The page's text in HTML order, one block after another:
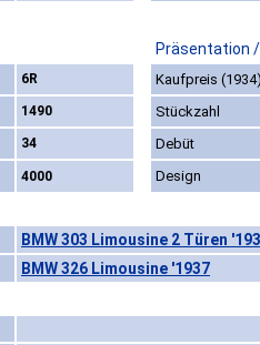
Präsentation
6R
Kaufpreis
1490
Stückzahl
34
Debüt
4000 Design
BMW 303 Limousine 2 Türen
BMW 326 Limousine '1937